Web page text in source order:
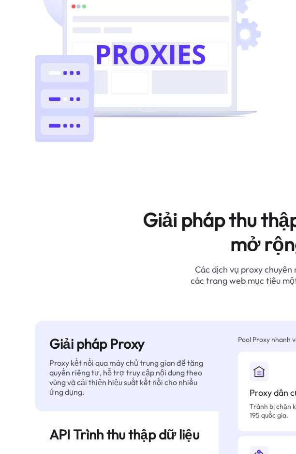
Giải pháp thu
mở
Các dịch vụ proxy
các trang web mục tiêu
Giải pháp Proxy
Proxy kết nối qua máy chủ trung gian để tăng
quyền riêng tư, hỗ trợ truy cập nội dung theo
vùng và cải thiện hiệu suất kết nối cho nhiều
ứng dụng.
API Trình thu thập dữ liệu
Pool Proxy nhanh
Proxy dân
Tránh bị chặn
195 quốc gia.